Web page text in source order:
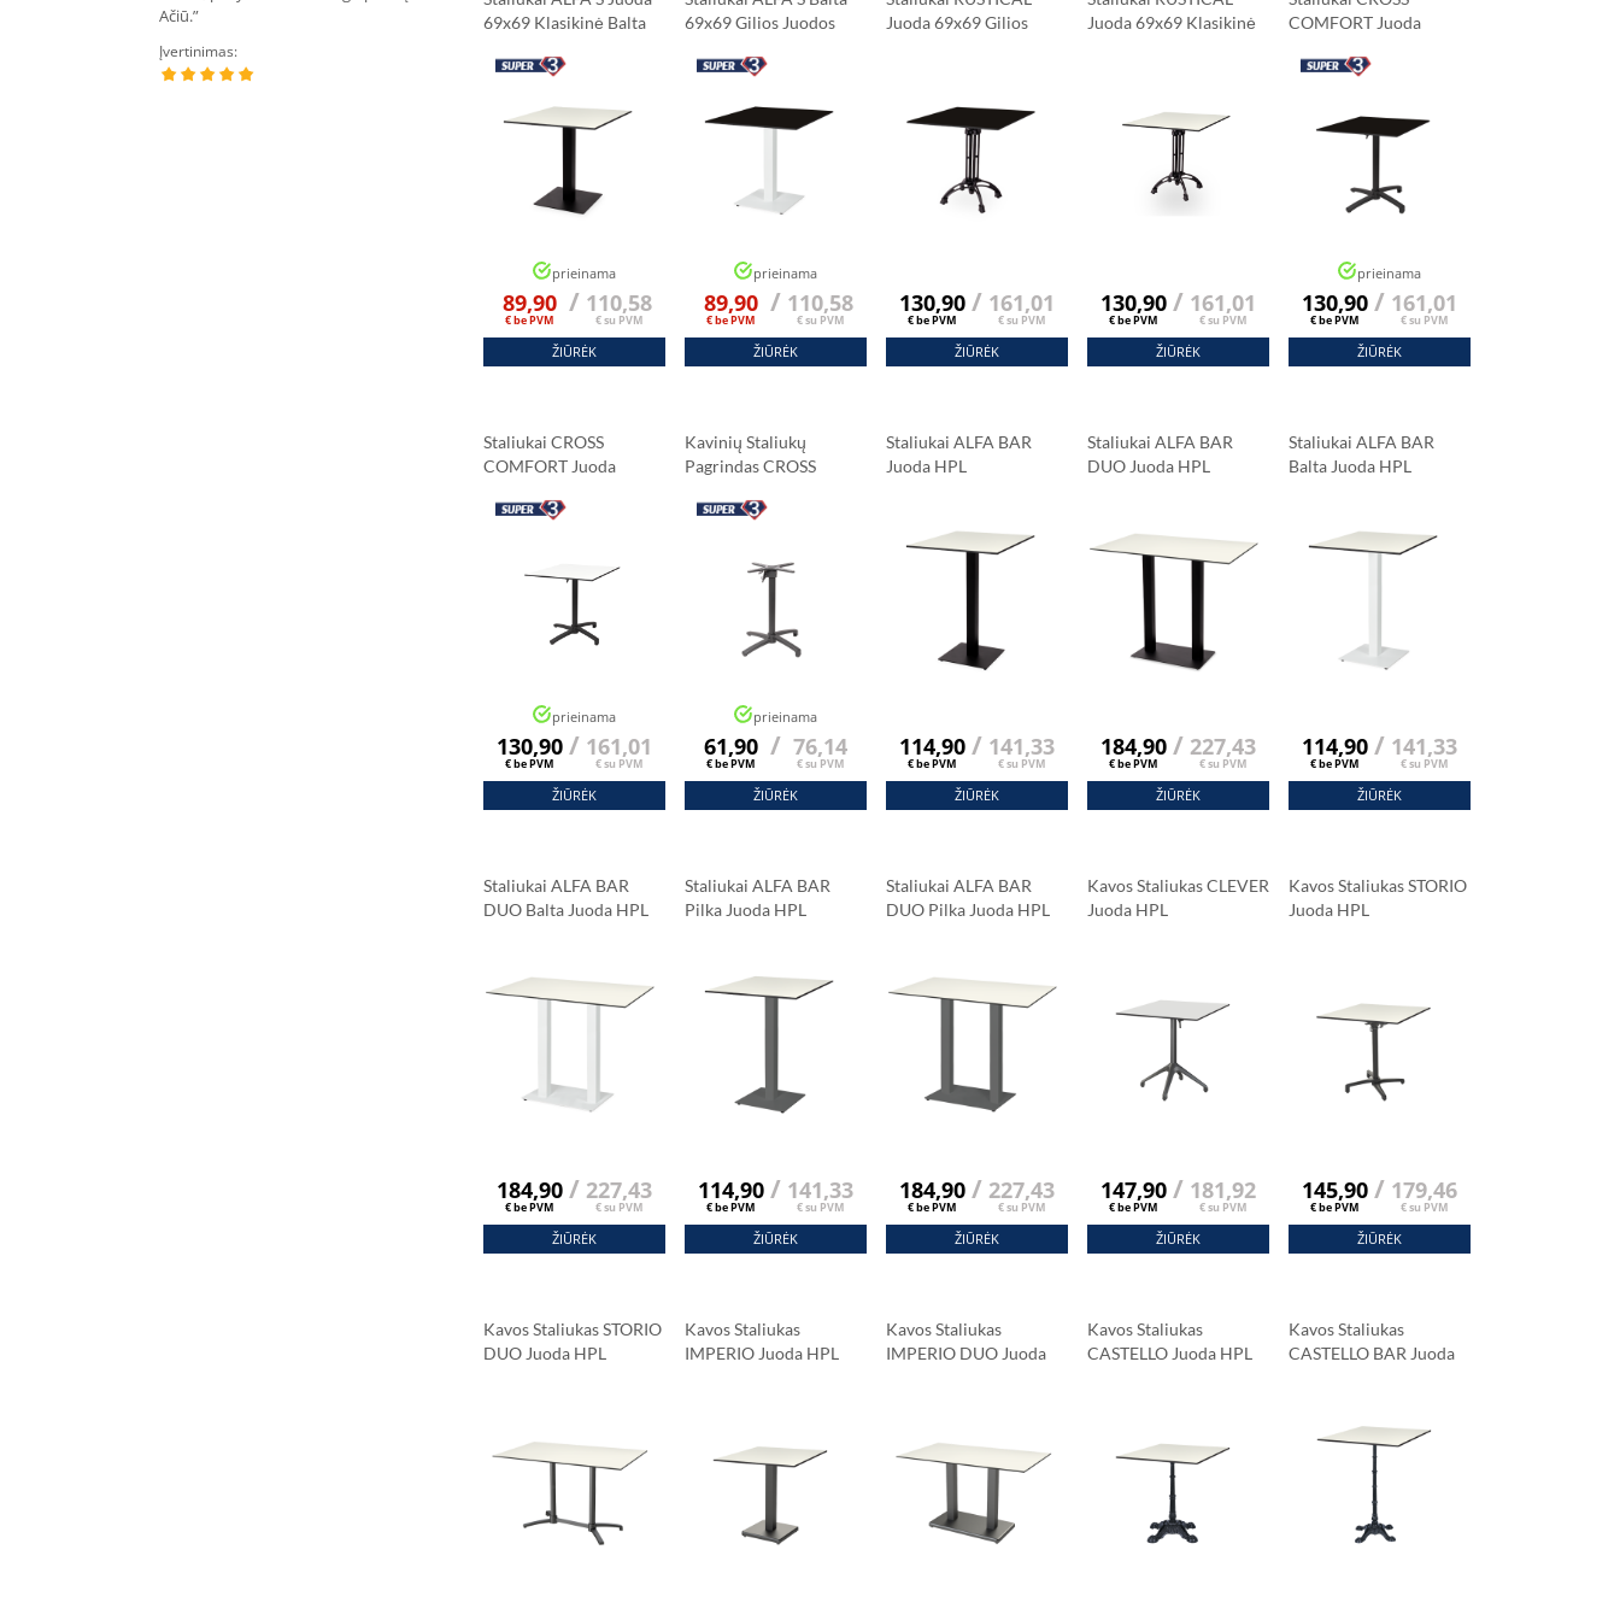
Ačiū.”
Įvertinimas:
kartus per mėnesį.”
69x69 Klasikinė Balta
prieinama
89,90
€ be PVM
/ 110,58
€ su PVM
ŽIŪRĖK
69x69 Gilios Juodos
prieinama
89,90
€ be PVM
/ 110,58
€ su PVM
ŽIŪRĖK
Juoda 69x69 Gilios
130,90
€ be PVM
/ 161,01
€ su PVM
ŽIŪRĖK
Juoda 69x69 Klasikinė
130,90
€ be PVM
/ 161,01
€ su PVM
ŽIŪRĖK
COMFORT Juoda
Spalvos
prieinama
130,90
€ be PVM
/ 161,01
€ su PVM
ŽIŪRĖK
Staliukai CROSS
COMFORT Juoda
Spalva
prieinama
130,90
€ be PVM
/ 161,01
€ su PVM
ŽIŪRĖK
Kavinių Staliukų
Pagrindas CROSS
prieinama
61,90
€ be PVM
/ 76,14
€ su PVM
ŽIŪRĖK
Staliukai ALFA BAR
Juoda HPL
114,90
€ be PVM
/ 141,33
€ su PVM
ŽIŪRĖK
Staliukai ALFA BAR
DUO Juoda HPL
184,90
€ be PVM
/ 227,43
€ su PVM
ŽIŪRĖK
Staliukai ALFA BAR
Balta Juoda HPL
114,90
€ be PVM
/ 141,33
€ su PVM
ŽIŪRĖK
Staliukai ALFA BAR
DUO Balta Juoda HPL
184,90
€ be PVM
/ 227,43
€ su PVM
ŽIŪRĖK
Staliukai ALFA BAR
Pilka Juoda HPL
114,90
€ be PVM
/ 141,33
€ su PVM
ŽIŪRĖK
Staliukai ALFA BAR
DUO Pilka Juoda HPL
184,90
€ be PVM
/ 227,43
€ su PVM
ŽIŪRĖK
Kavos Staliukas CLEVER
Juoda HPL
147,90
€ be PVM
/ 181,92
€ su PVM
ŽIŪRĖK
Kavos Staliukas STORIO
Juoda HPL
145,90
€ be PVM
/ 179,46
€ su PVM
ŽIŪRĖK
Kavos Staliukas STORIO
DUO Juoda HPL
Kavos Staliukas
IMPERIO Juoda HPL
Kavos Staliukas
IMPERIO DUO Juoda
Kavos Staliukas
CASTELLO Juoda HPL
Kavos Staliukas
CASTELLO BAR Juoda
Carrara Marmuras